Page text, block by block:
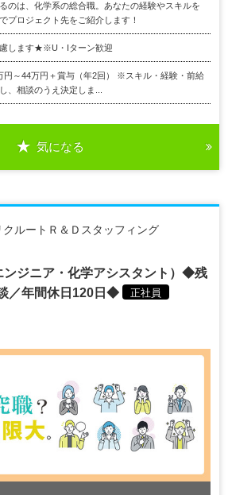
のは、化学系の総合職。あなたの経験やスキルを
プロジェクト先をご紹介します！
します★※U・Iターン歓迎
円～44万円＋賞与（年2回） ※スキル・経験・前給
、相談のうえ決定しま...
気になる
クルートＲ＆Ｄスタッフィング
ンジニア・化学アシスタント）◆残
／年間休日120日◆
正社員